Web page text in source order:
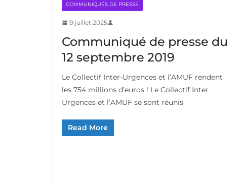
COMMUNIQUÉS DE PRESSE
19 juillet 2025
Communiqué de presse du
12 septembre 2019
Le Collectif Inter-Urgences et l’AMUF rendent
les 754 millions d’euros ! Le Collectif Inter
Urgences et l’AMUF se sont réunis
Read More